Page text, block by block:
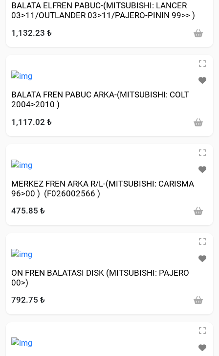
BALATA ELFREN PABUC-(MITSUBISHI: LANCER
03>11/OUTLANDER 03>11/PAJERO-PININ 99>> )
1,132.23 ₺
BALATA FREN PABUC ARKA-(MITSUBISHI: COLT
2004>2010 )
1,117.02 ₺
MERKEZ FREN ARKA R/L-(MITSUBISHI: CARISMA
96>00 ) (F026002566 )
475.85 ₺
ON FREN BALATASI DISK (MITSUBISHI: PAJERO
00>)
792.75 ₺